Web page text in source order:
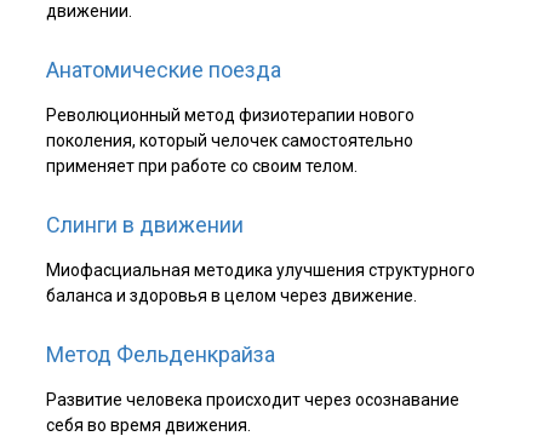
движении.
Анатомические поезда
Революционный метод физиотерапии нового
поколения, который челочек самостоятельно
применяет при работе со своим телом.
Слинги в движении
Миофасциальная методика улучшения структурного
баланса и здоровья в целом через движение.
Метод Фельденкрайза
Развитие человека происходит через осознавание
себя во время движения.